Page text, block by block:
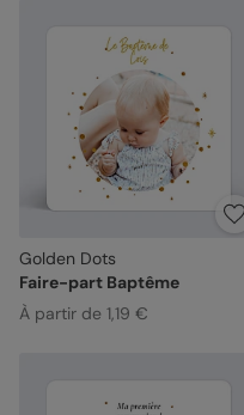
Golden Dots
Faire-part Baptême
À partir de 1,19 €